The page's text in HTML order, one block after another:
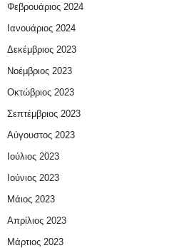
Φεβρουάριος 2024
Ιανουάριος 2024
Δεκέμβριος 2023
Νοέμβριος 2023
Οκτώβριος 2023
Σεπτέμβριος 2023
Αύγουστος 2023
Ιούλιος 2023
Ιούνιος 2023
Μάιος 2023
Απρίλιος 2023
Μάρτιος 2023